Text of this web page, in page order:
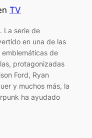
TV
La serie de
en una de las
de
protagonizadas
Ford, Ryan
y muchos más, la
ha ayudado